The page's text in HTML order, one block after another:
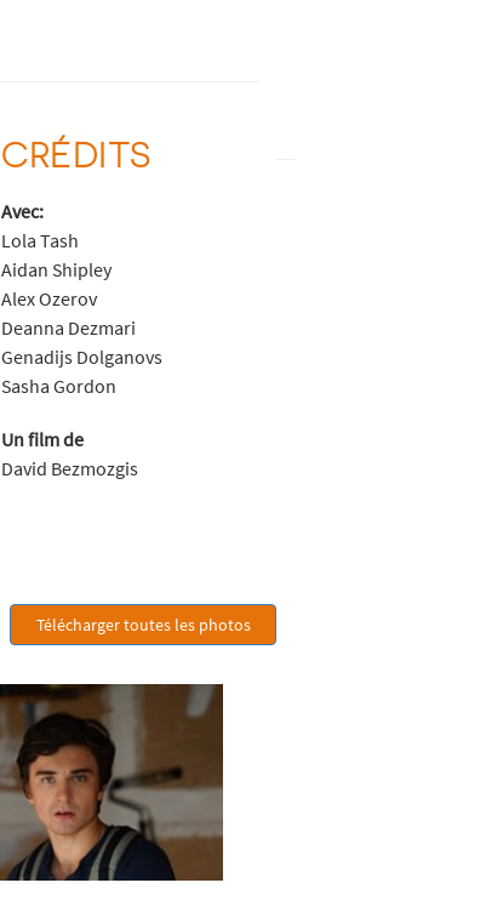
CRÉDITS
Avec:
Lola Tash
Aidan Shipley
Alex Ozerov
Deanna Dezmari
Genadijs Dolganovs
Sasha Gordon
Un film de
David Bezmozgis
Télécharger toutes les photos